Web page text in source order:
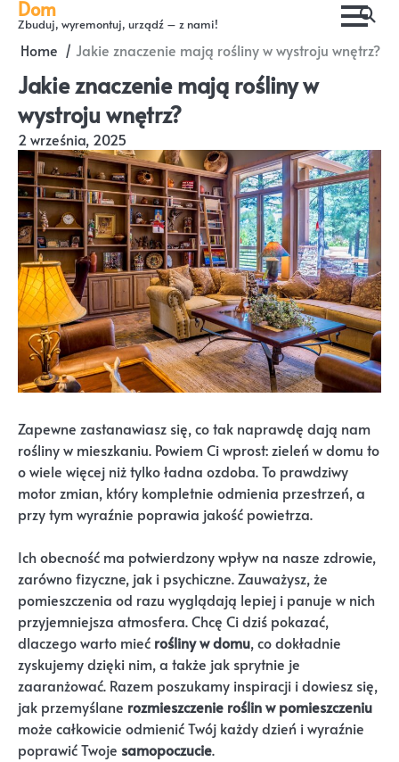
Skip
content
Dom
Zbuduj, wyremontuj, urządź – z nami!
Home Jakie znaczenie mają rośliny w wystroju wnętrz?
Jakie znaczenie mają rośliny w
wystroju wnętrz?
2 września, 2025
Zapewne zastanawiasz się, co tak naprawdę dają nam
rośliny w mieszkaniu. Powiem Ci wprost: zieleń w domu to
o wiele więcej niż tylko ładna ozdoba. To prawdziwy
motor zmian, który kompletnie odmienia przestrzeń, a
przy tym wyraźnie poprawia jakość powietrza.
Ich obecność ma potwierdzony wpływ na nasze zdrowie,
zarówno fizyczne, jak i psychiczne. Zauważysz, że
pomieszczenia od razu wyglądają lepiej i panuje w nich
przyjemniejsza atmosfera. Chcę Ci dziś pokazać,
dlaczego warto mieć rośliny w domu, co dokładnie
zyskujemy dzięki nim, a także jak sprytnie je
zaaranżować. Razem poszukamy inspiracji i dowiesz się,
jak przemyślane rozmieszczenie roślin w pomieszczeniu
może całkowicie odmienić Twój każdy dzień i wyraźnie
poprawić Twoje samopoczucie.